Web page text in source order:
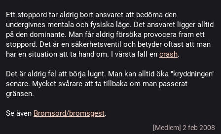
Ett stoppord tar aldrig bort ansvaret att bedöma den
undergivnes mentala och fysiska läge. Det ansvaret ligger alltid
på den dominante. Man får aldrig försöka provocera fram ett
stoppord. Det är en säkerhetsventil och betyder oftast att man
har en situation att ta hand om. I värsta fall en crash.
Det är aldrig fel att börja lugnt. Man kan alltid öka "kryddningen"
senare. Mycket svårare att ta tillbaka om man passerat
gränsen.
Se även Bromsord/bromsgest.
[Medlem] 2 feb 2008